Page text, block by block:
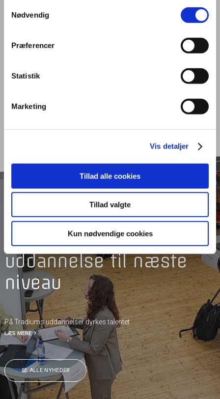
Nødvendig
Præferencer
Statistik
Marketing
Vis detaljer
Tillad alle cookies
Tillad valgte
Kun nødvendige cookies
ansøgninger
Kvalifikationskrav
NYHEDER
Elever tager deres
uddannelse til næste
niveau
På Tradiums uddannelser dyrkes talentet
LÆS MERE
SE ALLE NYHEDER